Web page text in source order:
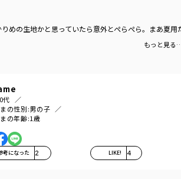
めの生地かと思っていたら意外とぺらぺら。まあ夏
もっと見る
代
の性別:男の子
の年齢:1歳
考になった 2 LIKE! 4